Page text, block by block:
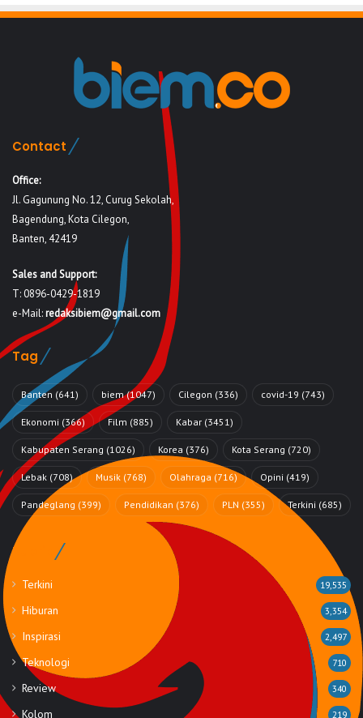
Contact
Office:
Jl. Gagunung No. 12, Curug Sekolah,
Bagendung, Kota Cilegon,
Banten, 42419
Sales and Support:
T: 0896-0429-1819
e-Mail:redaksibiem@gmail.com
Tag
Banten (641) biem(1047) Cilegon (336) covid-19 (743)
Ekonomi (366) Film (885) Kabar (3451)
Kabupaten Serang (1026) Korea (376) Kota Serang (720)
Lebak (708) Musik (768) Olahraga (716) Opini (419)
Pandeglang (399) Pendidikan (376) PLN (355) Terkini (685)
Rubrik
Terkini 19,535
Hiburan 3,354
Inspirasi 2,497
Teknologi 710
Review 340
Kolom 219